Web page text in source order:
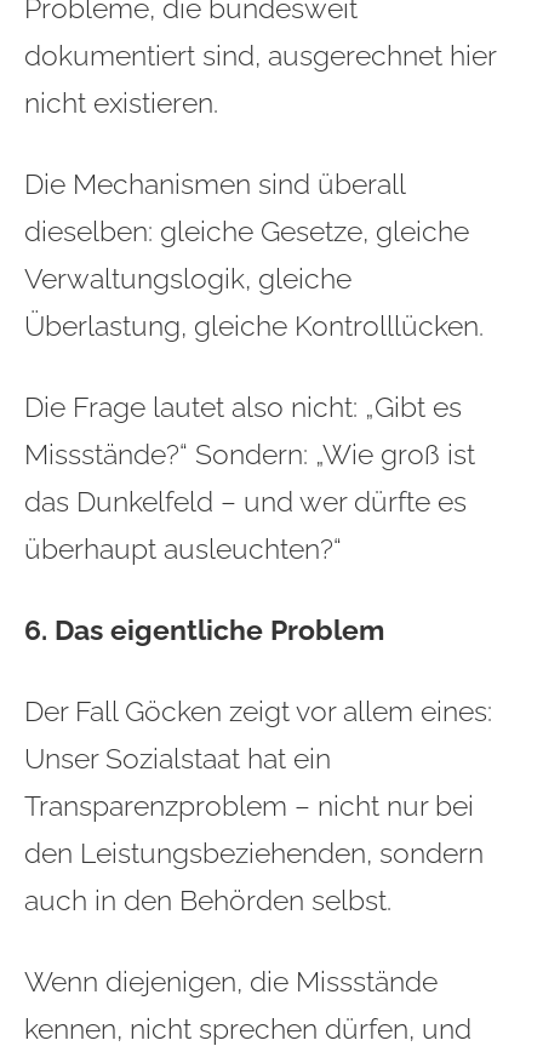
Probleme, die bundesweit
dokumentiert sind, ausgerechnet hier
nicht existieren.
Die Mechanismen sind überall
dieselben: gleiche Gesetze, gleiche
Verwaltungslogik, gleiche
Überlastung, gleiche Kontrolllücken.
Die Frage lautet also nicht: „Gibt es
Missstände?“ Sondern: „Wie groß ist
das Dunkelfeld – und wer dürfte es
überhaupt ausleuchten?“
6. Das eigentliche Problem
Der Fall Göcken zeigt vor allem eines:
Unser Sozialstaat hat ein
Transparenzproblem – nicht nur bei
den Leistungsbeziehenden, sondern
auch in den Behörden selbst.
Wenn diejenigen, die Missstände
kennen, nicht sprechen dürfen, und